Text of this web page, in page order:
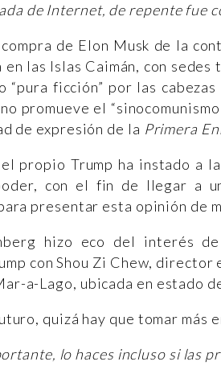
de Internet, de repente fue
de Elon Musk de la
las Islas Caimán, con sedes
“pura ficción” por las
promueve el
de expresión de la Primera
propio Trump ha instado a
con el fin de llegar a
presentar esta opinión de
hizo eco del interés
con Shou Zi Chew,
a-Lago, ubicada en estado
quizá hay que tomar más
lo haces incluso si las